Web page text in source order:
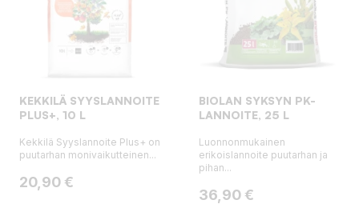
KEKKILÄ SYYSLANNOITE
PLUS+, 10 L
Kekkilä Syyslannoite Plus+ on
puutarhan monivaikutteinen...
Hinta
20,90 €
BIOLAN SYKSYN PK-
LANNOITE, 25 L
Luonnonmukainen
erikoislannoite puutarhan ja
pihan...
Hinta
36,90 €